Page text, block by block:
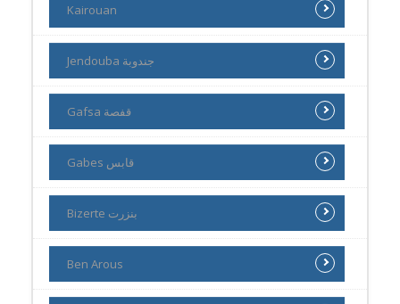
Kairouan
Jendouba جندوبة
Gafsa قفصة
Gabes قابس
Bizerte بنزرت
Ben Arous